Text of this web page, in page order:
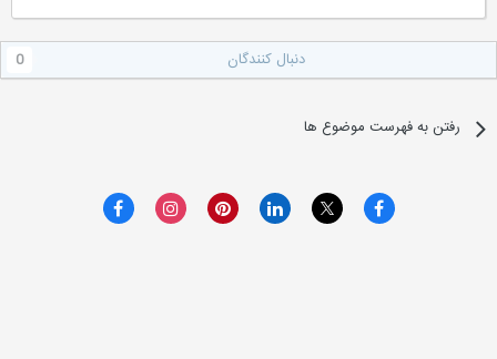
دنبال کنندگان
رفتن به فهرست موضوع ها